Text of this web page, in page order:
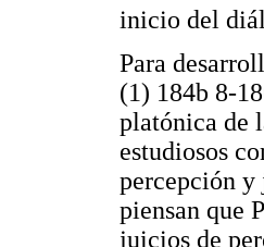
inicio del
Para
(1) 184b 8-
platónica de
estudiosos
percepción y
piensan que
juicios de